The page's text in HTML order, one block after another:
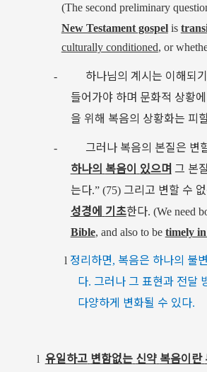
(The second preliminary
New Testament gospelis
culturally conditioned, or
- 하나님의 계시는 이해되기
들어가야 하며 문화적 상황에
을 위해 복음의 상황화는 피
- 그러나 복음의 본질은 변
하나의 복음이 있으며 그 본
는다.” (75) 그리고 변할 수
성경에 기초한다. (We need
Bible, and also to be timely
l 정리하면, 복음은 하나의 불
다. 그러나 그 표현과 전달
다양하게 변화될 수 있다.
l 유일하고 변함없는 신약 복음이란